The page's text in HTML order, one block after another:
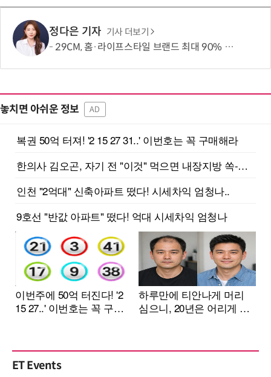
정다은 기자 기사 더보기
29CM, 홈·라이프스타일 브랜드 최대 90% 할인 '이구홈위크' 실시
놓치면 아쉬운 정보 AD
ET Events